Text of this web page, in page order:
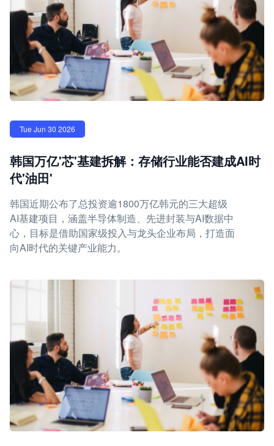
Tue Jun 30 2026
韩国万亿'芯'基建拆解：存储行业能否建成AI时
代'油田'
韩国近期公布了总投资逾1800万亿韩元的三大超级
AI基建项目，涵盖半导体制造、先进封装与AI数据中
心，目标是借助国家级投入与龙头企业布局，打造面
向AI时代的关键产业能力。